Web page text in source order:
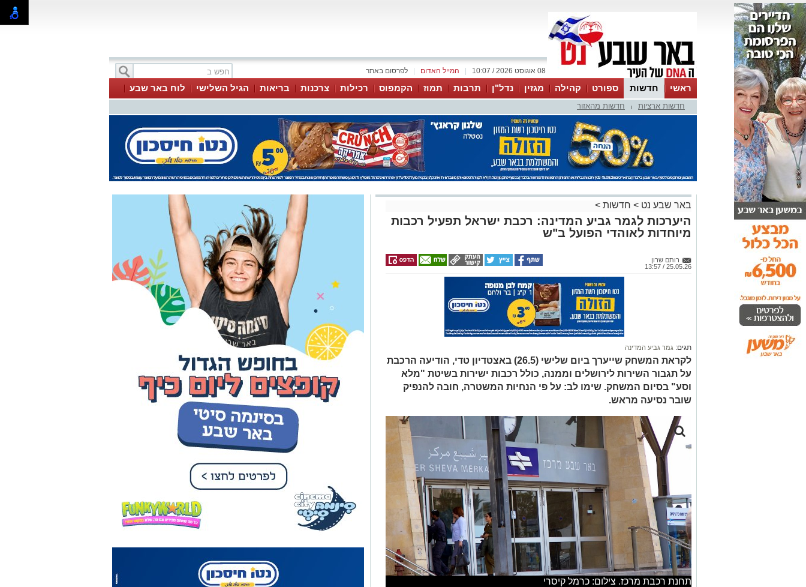
לפרסום באתר המייל האדום 08 אוגוסט 2026 / 10:07
ראשי חדשות ספורט קהילה מגזין נדל"ן תרבות תמוז הקמפוס רכילות צרכנות בריאות הגיל השלישי
לוח באר שבע
עסקים
טיפים והמלצותחדשות ארציות חדשות מהאזור
באר שבע נט > חדשות >
היערכות לגמר גביע המדינה: רכבת ישראל תפעיל רכבות
מיוחדות לאוהדי הפועל ב"ש
רותם שרון
25.05.26 / 13:57
תגים: גמר גביע המדינה
לקראת המשחק שייערך ביום שלישי (26.5) באצטדיון טדי, הודיעה הרכבת
על תגבור השירות לירושלים וממנה, כולל רכבות ישירות בשיטת "מלא
וסע" בסיום המשחק. שימו לב: על פי הנחיות המשטרה, חובה להנפיק
שובר נסיעה מראש.
תחנת רכבת מרכז. צילום: כרמל קיסרי